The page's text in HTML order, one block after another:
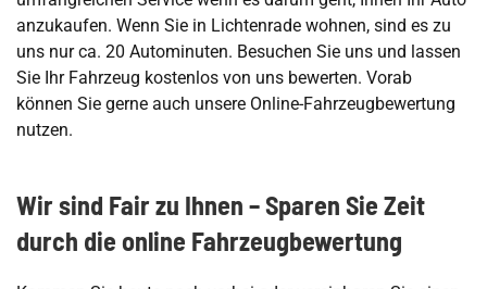
anzukaufen. Wenn Sie in Lichtenrade wohnen, sind es zu
uns nur ca. 20 Autominuten. Besuchen Sie uns und lassen
Sie Ihr Fahrzeug kostenlos von uns bewerten. Vorab
können Sie gerne auch unsere Online-Fahrzeugbewertung
nutzen.
Wir sind Fair zu Ihnen – Sparen Sie Zeit
durch die online Fahrzeugbewertung